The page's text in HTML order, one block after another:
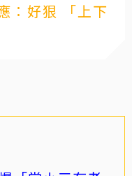
：好狠 「上下